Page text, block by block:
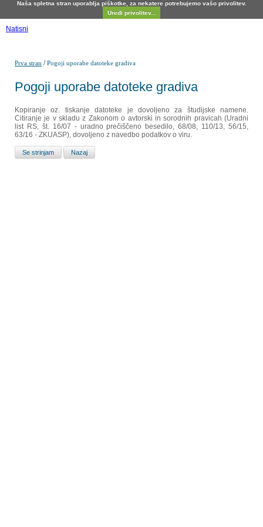
Naša spletna stran uporablja piškotke, za nekatere potrebujemo vašo privolitev.
Uredi privolitev...
Natisni
Prva stran /Pogoji uporabe datoteke gradiva
Pogoji uporabe datoteke gradiva
Kopiranje oz. tiskanje datoteke je dovoljeno za študijske namene.
Citiranje je v skladu z Zakonom o avtorski in sorodnih pravicah (Uradni
list RS, št. 16/07 - uradno prečiščeno besedilo, 68/08, 110/13, 56/15,
63/16 - ZKUASP), dovoljeno z navedbo podatkov o viru.